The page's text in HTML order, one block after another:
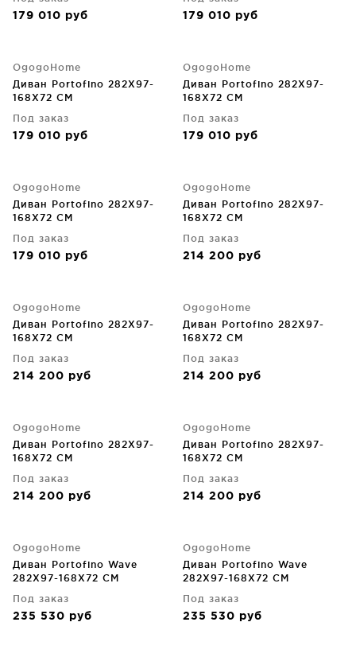
179 010 руб 179 010 руб
OgogoHome
Диван Portofino 282X97-
168X72 CM
Под заказ
179 010 руб
OgogoHome
Диван Portofino 282X97-
168X72 CM
Под заказ
179 010 руб
OgogoHome
Диван Portofino 282X97-
168X72 CM
Под заказ
179 010 руб
OgogoHome
Диван Portofino 282X97-
168X72 CM
Под заказ
214 200 руб
OgogoHome
Диван Portofino 282X97-
168X72 CM
Под заказ
214 200 руб
OgogoHome
Диван Portofino 282X97-
168X72 CM
Под заказ
214 200 руб
OgogoHome
Диван Portofino 282X97-
168X72 CM
Под заказ
214 200 руб
OgogoHome
Диван Portofino 282X97-
168X72 CM
Под заказ
214 200 руб
OgogoHome
Диван Portofino Wave
282X97-168X72 CM
Под заказ
235 530 руб
OgogoHome
Диван Portofino Wave
282X97-168X72 CM
Под заказ
235 530 руб